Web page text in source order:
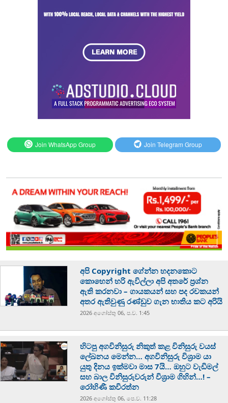
Join WhatsApp Group Join Telegram Group
අපි Copyright ගේන්න හදනකොට
කොහෙන් හරි ඇවිල්ලා අපි අතරේ ප්‍රශ්න
ඇති කරනවා – ගායකයන් සහ පද රචකයන්
අතර ඇතිවුණු රණ්ඩුව ගැන භාතිය කට අරියි
2026 අගෝස්‍තු 06, ප.ව. 1:45
හිටපු අගවිනිසුරු නිකුත් කළ විනිසුරු වයස්
ලේඛනය මෙන්න… අගවිනිසුරු විශ්‍රාම යා
යුතු දිනය ඉක්මවා මාස 7යි… ඔහුට වැඩිමල්
සහ බාල විනිසුරුවරුන් විශ්‍රාම ගිහින්…! –
රෝහිණී කවිරත්න
2026 අගෝස්‍තු 06, පෙ.ව. 11:28